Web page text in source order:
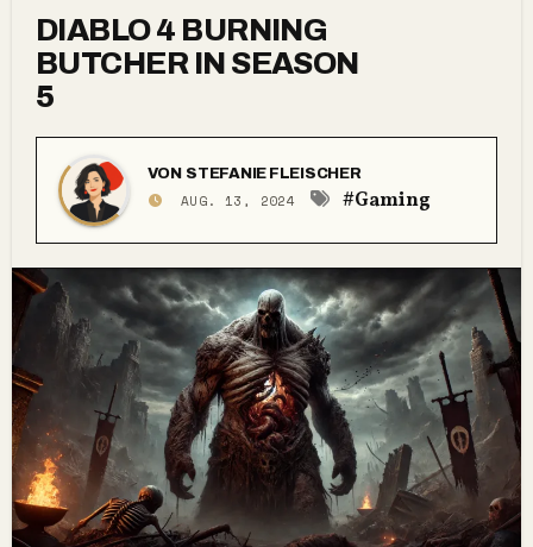
DIABLO 4 BURNING
BUTCHER IN SEASON
5
VON STEFANIE FLEISCHER
AUG. 13, 2024 #Gaming